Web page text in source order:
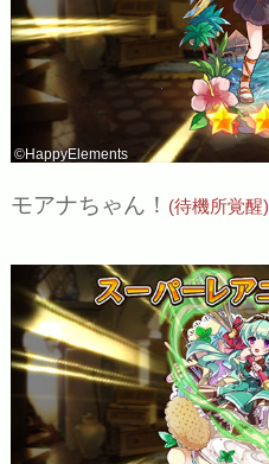
©HappyElements
モアナちゃん！ (待機所覚醒)